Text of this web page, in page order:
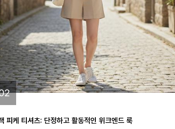
피케 티셔츠: 단정하고 활동적인 위크엔드 룩